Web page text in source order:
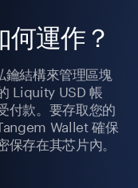
運作？
結構來管理區塊
Liquity USD 帳
付款。要存取您的
Wallet 確保
存在其芯片內。